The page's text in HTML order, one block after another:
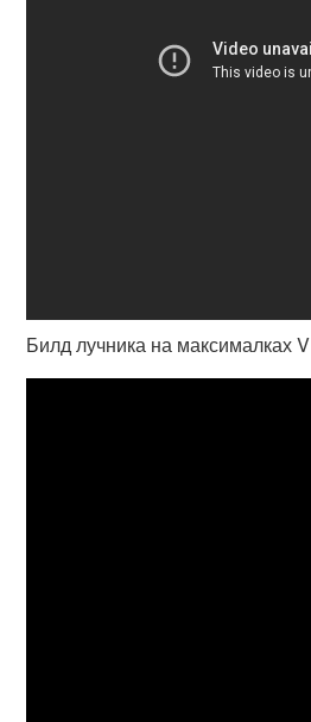
Билд лучника на максималках